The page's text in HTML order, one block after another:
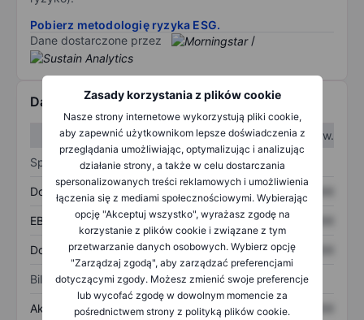
Zasady korzystania z plików cookie
Nasze strony internetowe wykorzystują pliki cookie,
aby zapewnić użytkownikom lepsze doświadczenia z
przeglądania umożliwiając, optymalizując i analizując
działanie strony, a także w celu dostarczania
spersonalizowanych treści reklamowych i umożliwienia
łączenia się z mediami społecznościowymi. Wybierając
opcję "Akceptuj wszystko", wyrażasz zgodę na
korzystanie z plików cookie i związane z tym
przetwarzanie danych osobowych. Wybierz opcję
"Zarządzaj zgodą", aby zarządzać preferencjami
dotyczącymi zgody. Możesz zmienić swoje preferencje
lub wycofać zgodę w dowolnym momencie za
pośrednictwem strony z polityką plików cookie.
Pobierz metodologię ryzyka ESG.
Dane dostarczone przez
/
Dane finansowe
W I kw.
W II kw.
Sprawozdanie z zysków
Dochód XXXXXXX XXXXXXX
EBITDA XXXXXXX XXXXXXX
Dochód netto XXXXXXX XXXXXXX
Bilans
Aktywa ogółem XXXXXXX XXXXXXX